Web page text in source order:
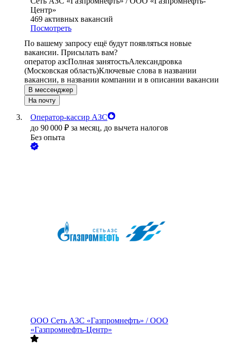
Центр»
469 активных вакансий
Посмотреть
По вашему запросу ещё будут появляться новые
вакансии. Присылать вам?
оператор азсПолная занятостьАлександровка
(Московская область)Ключевые слова в названии
вакансии, в названии компании и в описании вакансии
В мессенджер
На почту
Оператор-кассир АЗС
до 90 000 ₽ за месяц, до вычета налогов
Без опыта
ООО Сеть АЗС «Газпромнефть» / ООО
«Газпромнефть-Центр»